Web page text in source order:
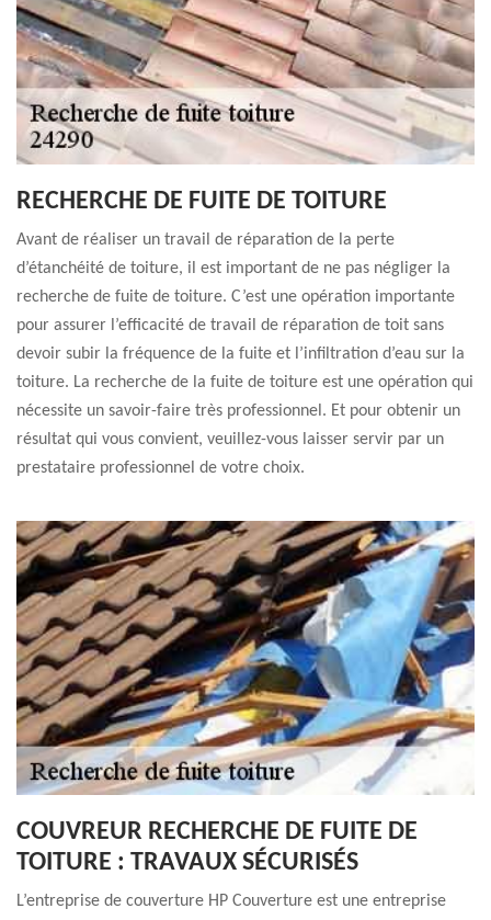
RECHERCHE DE FUITE DE TOITURE
Avant de réaliser un travail de réparation de la perte
d’étanchéité de toiture, il est important de ne pas négliger la
recherche de fuite de toiture. C’est une opération importante
pour assurer l’efficacité de travail de réparation de toit sans
devoir subir la fréquence de la fuite et l’infiltration d’eau sur la
toiture. La recherche de la fuite de toiture est une opération qui
nécessite un savoir-faire très professionnel. Et pour obtenir un
résultat qui vous convient, veuillez-vous laisser servir par un
prestataire professionnel de votre choix.
COUVREUR RECHERCHE DE FUITE DE
TOITURE : TRAVAUX SÉCURISÉS
L’entreprise de couverture HP Couverture est une entreprise